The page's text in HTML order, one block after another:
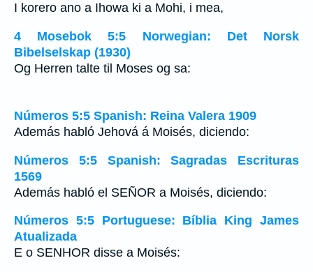
I korero ano a Ihowa ki a Mohi, i mea,
4 Mosebok 5:5 Norwegian: Det Norsk
Bibelselskap (1930)
Og Herren talte til Moses og sa:
Números 5:5 Spanish: Reina Valera 1909
Además habló Jehová á Moisés, diciendo:
Números 5:5 Spanish: Sagradas Escrituras
1569
Además habló el SEÑOR a Moisés, diciendo:
Números 5:5 Portuguese: Bíblia King James
Atualizada
E o SENHOR disse a Moisés: